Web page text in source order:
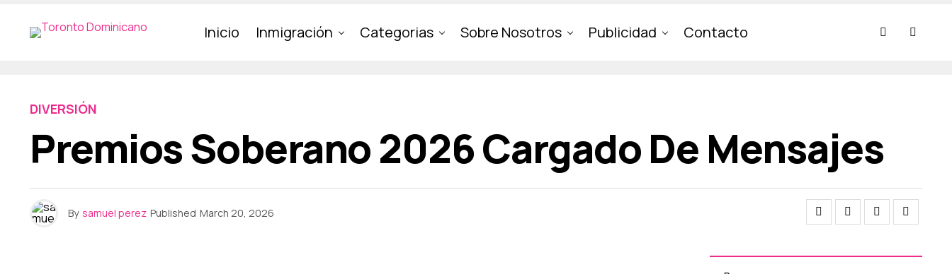
Inicio Inmigración Categorias Sobre Nosotros Publicidad Contacto
DIVERSIÓN
Premios Soberano 2026 Cargado De Mensajes
By samuel perez Published March 20, 2026